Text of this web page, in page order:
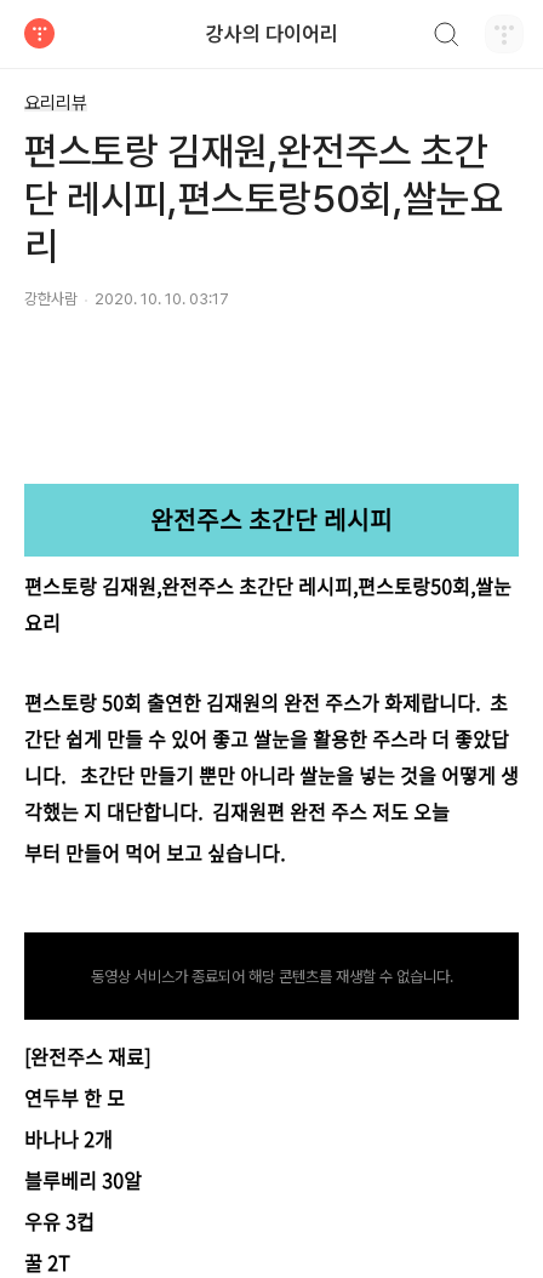
강사의 다이어리
요리리뷰
편스토랑 김재원,완전주스 초간
단 레시피,편스토랑50회,쌀눈요
리
강한사람 2020. 10. 10. 03:17
완전주스 초간단 레시피
편스토랑 김재원,완전주스 초간단 레시피,편스토랑50회,쌀눈
요리
편스토랑 50회 출연한 김재원의 완전 주스가 화제랍니다. 초
간단 쉽게 만들 수 있어 좋고 쌀눈을 활용한 주스라 더 좋았답
니다. 초간단 만들기 뿐만 아니라 쌀눈을 넣는 것을 어떻게 생
각했는 지 대단합니다. 김재원편 완전 주스 저도 오늘
부터 만들어 먹어 보고 싶습니다.
동영상 서비스가 종료되어 해당 콘텐츠를 재생할 수 없습니다.
[완전주스 재료]
연두부 한 모
바나나 2개
블루베리 30알
우유 3컵
꿀 2T